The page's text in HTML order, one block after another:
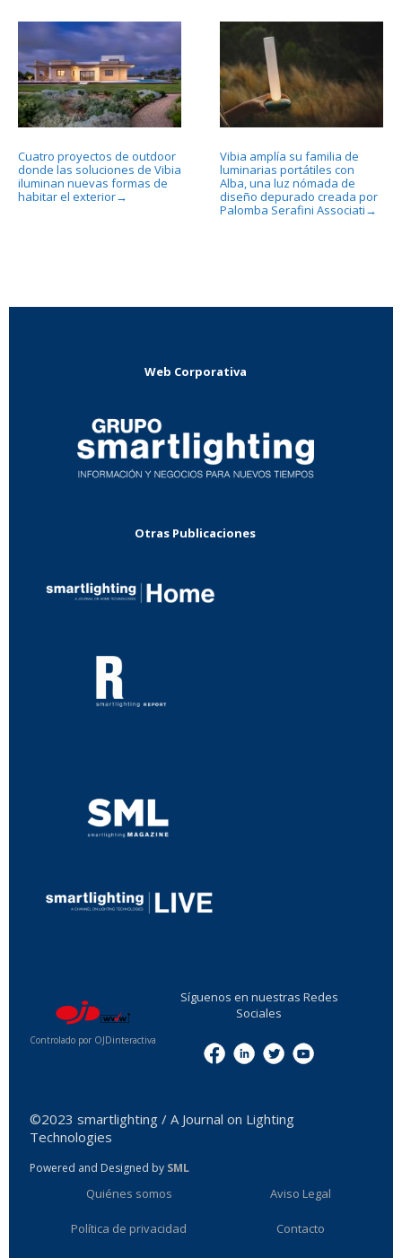
Cuatro proyectos de outdoor
donde las soluciones de Vibia
iluminan nuevas formas de
habitar el exterior→
Vibia amplía su familia de
luminarias portátiles con
Alba, una luz nómada de
diseño depurado creada por
Palomba Serafini Associati →
Web Corporativa
Otras Publicaciones
Controlado por OJDinteractiva
Síguenos en nuestras Redes
Sociales
©2023 smartlighting / A Journal on Lighting
Technologies
Powered and Designed by SML
Quiénes somos Aviso Legal
Política de privacidad Contacto